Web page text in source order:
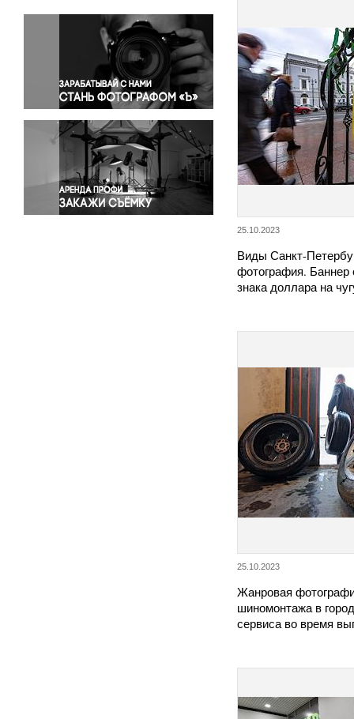
Окружающая среда
Политика
Правосудие
Происшествия и конфликты
Религия
Светская жизнь
Спорт
Экология
Экономика и бизнес
25.10.2023
Виды Санкт-
фотография. Баннер
знака доллара на
25.10.2023
Жанровая
шиномонтажа в
сервиса во время